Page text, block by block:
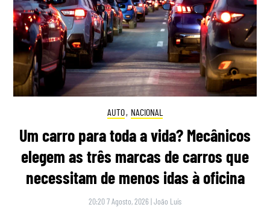
AUTO, NACIONAL
Um carro para toda a vida? Mecânicos
elegem as três marcas de carros que
necessitam de menos idas à oficina
20:20 7 Agosto, 2026 |João Luís